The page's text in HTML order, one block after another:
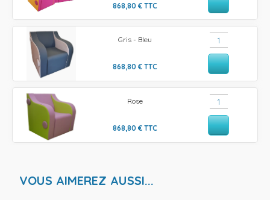
868,80 € TTC
Gris - Bleu
868,80 € TTC
Rose
868,80 € TTC
VOUS AIMEREZ AUSSI...